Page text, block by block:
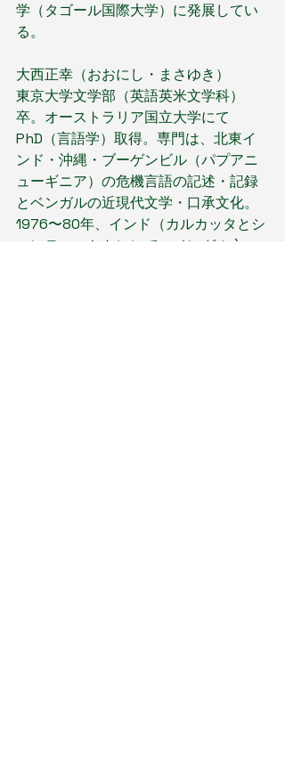
学（タゴール国際大学）に発展してい
る。
大西正幸（おおにし・まさゆき）
東京大学文学部（英語英米文学科）
卒。オーストラリア国立大学にて
PhD（言語学）取得。専門は、北東イ
ンド・沖縄・ブーゲンビル（パプアニ
ューギニア）の危機言語の記述・記録
とベンガルの近現代文学・口承文化。
1976〜80年、インド（カルカッタとシ
ャンティニケトン）で、ベンガル文